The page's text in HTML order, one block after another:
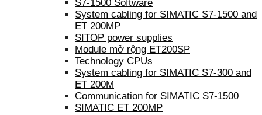
S7-1500 Software
System cabling for SIMATIC S7-1500 and
ET 200MP
SITOP power supplies
Module mở rộng ET200SP
Technology CPUs
System cabling for SIMATIC S7-300 and
ET 200M
Communication for SIMATIC S7-1500
SIMATIC ET 200MP